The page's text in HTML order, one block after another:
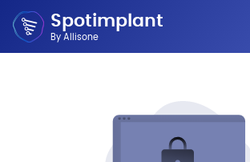
Spotimplant
By Allisone